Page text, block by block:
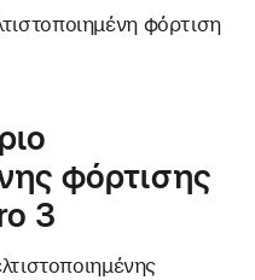
φόρτιση
φόρτισης
3